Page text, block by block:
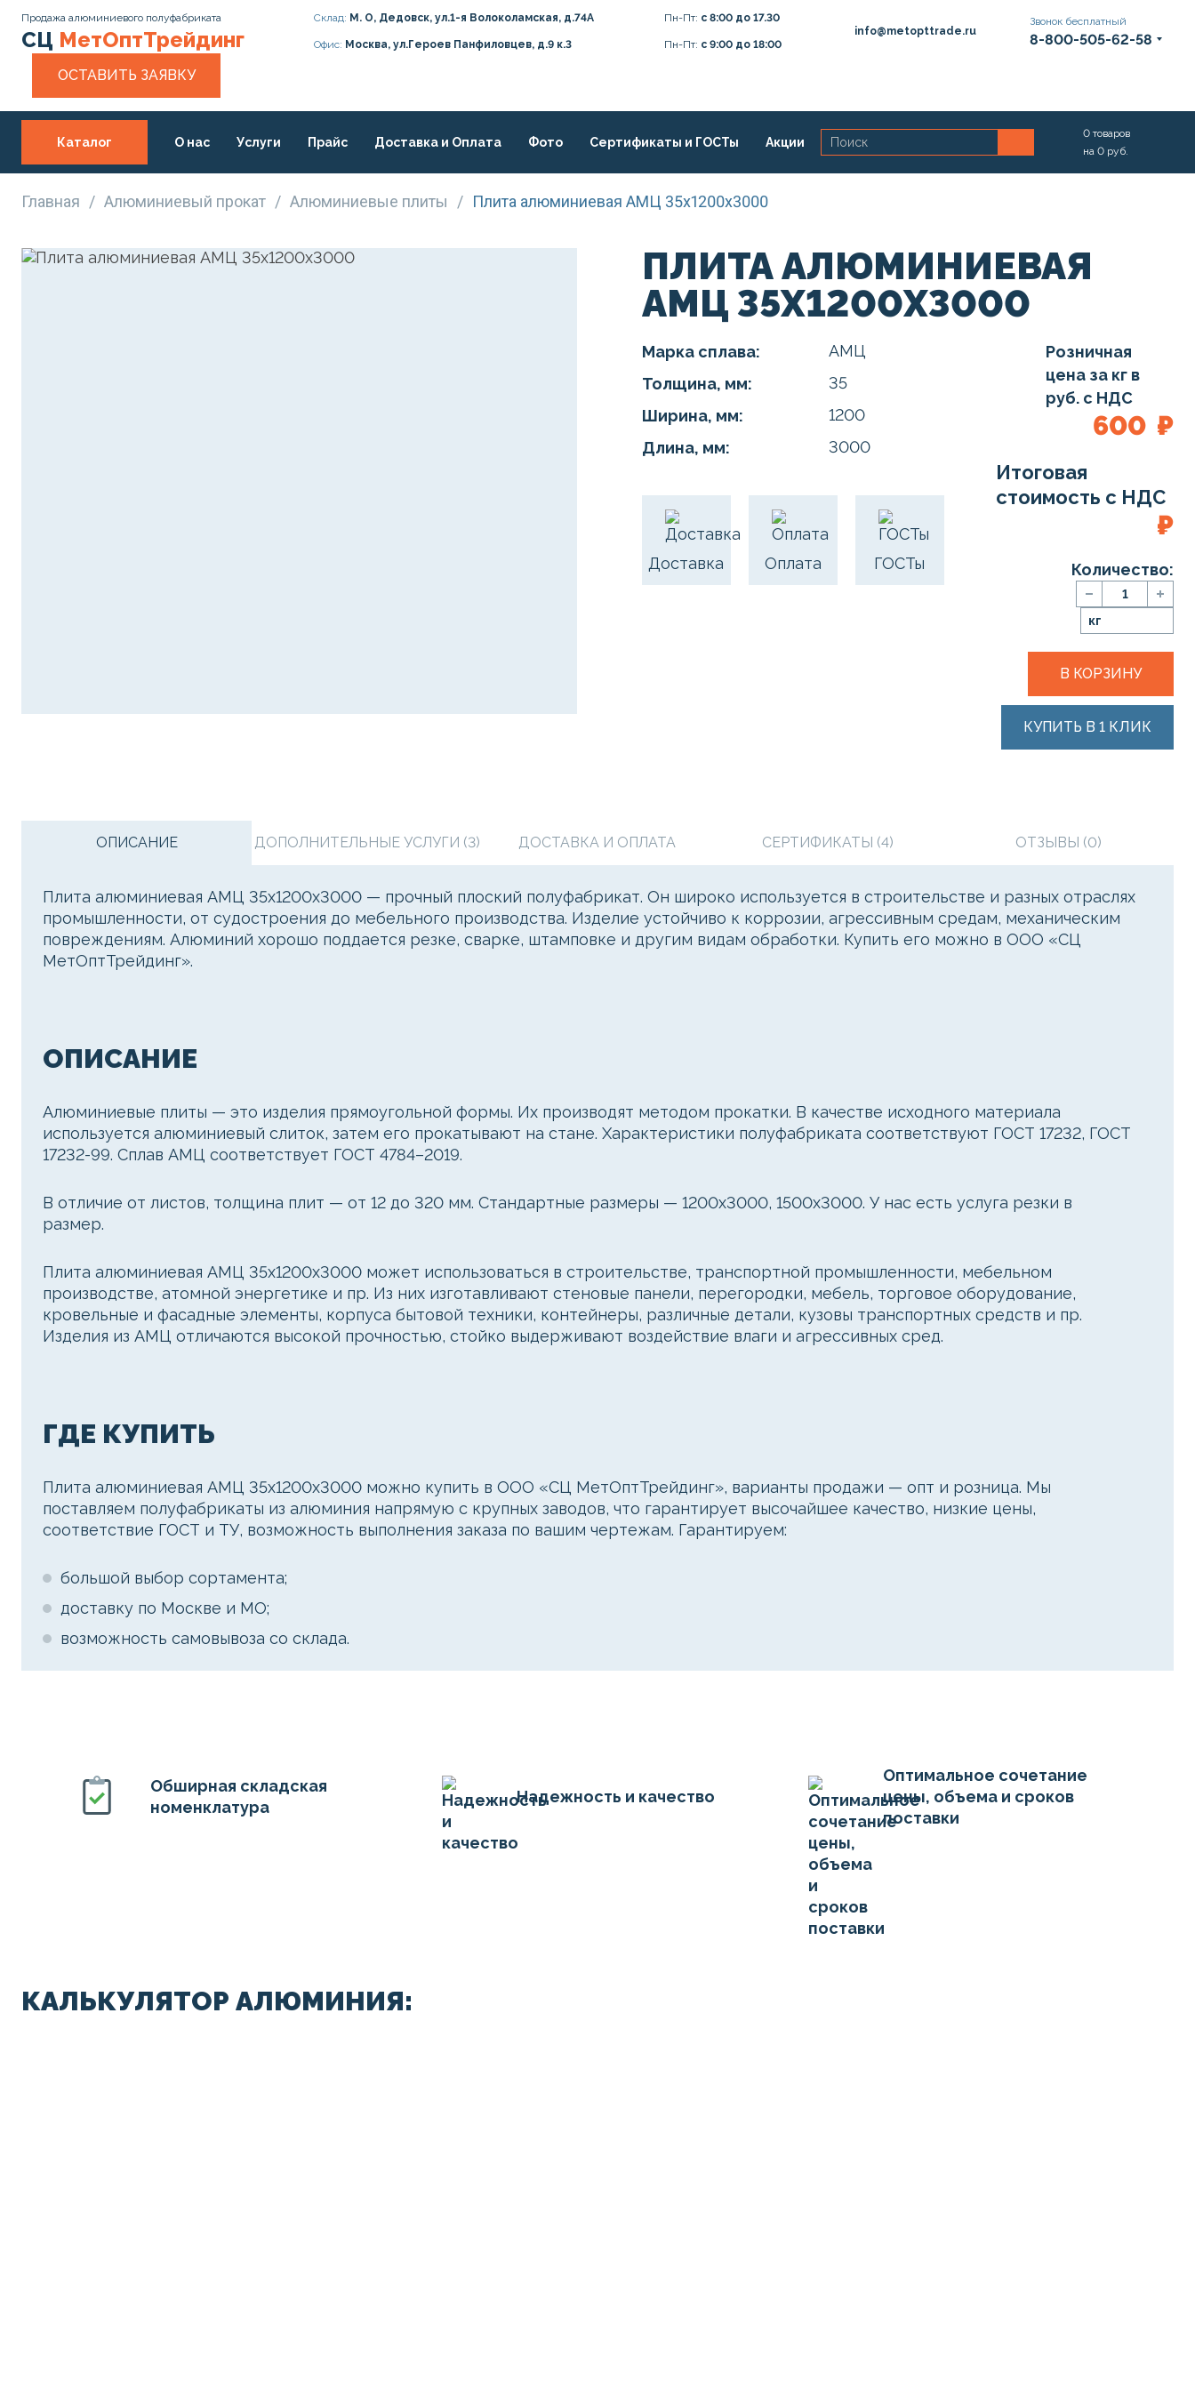
Продажа алюминиевого полуфабриката
СЦ МетОптТрейдинг
Склад: М. О, Дедовск, ул.1-я Волоколамская, д.74А
Офис: Москва, ул.Героев Панфиловцев, д.9 к.3
Пн-Пт: с 8:00 до 17.30
Пн-Пт: с 9:00 до 18:00
info@metopttrade.ru
Звонок бесплатный
8-800-505-62-58
ОСТАВИТЬ ЗАЯВКУ
Каталог О нас Услуги Прайс Доставка и Оплата Фото Сертификаты и ГОСТы Акции
0 товаров
на 0 руб.
Главная / Алюминиевый прокат / Алюминиевые плиты / Плита алюминиевая АМЦ 35х1200х3000
ПЛИТА АЛЮМИНИЕВАЯ
АМЦ 35Х1200Х3000
Марка сплава:
АМЦ
Толщина, мм:
35
Ширина, мм:
1200
Длина, мм:
3000
Доставка Оплата ГОСТы
Розничная
цена за кг в
руб. с НДС
600 ₽
Итоговая
стоимость с НДС
₽
Количество:
кг
В КОРЗИНУ
КУПИТЬ В 1 КЛИК
ОПИСАНИЕ ДОПОЛНИТЕЛЬНЫЕ УСЛУГИ (3) ДОСТАВКА И ОПЛАТА СЕРТИФИКАТЫ (4) ОТЗЫВЫ (0)
Плита алюминиевая АМЦ 35х1200х3000 — прочный плоский полуфабрикат. Он широко используется в строительстве и разных отраслях
промышленности, от судостроения до мебельного производства. Изделие устойчиво к коррозии, агрессивным средам, механическим
повреждениям. Алюминий хорошо поддается резке, сварке, штамповке и другим видам обработки. Купить его можно в ООО «СЦ
МетОптТрейдинг».
ОПИСАНИЕ
Алюминиевые плиты — это изделия прямоугольной формы. Их производят методом прокатки. В качестве исходного материала
используется алюминиевый слиток, затем его прокатывают на стане. Характеристики полуфабриката соответствуют ГОСТ 17232, ГОСТ
17232-99. Сплав АМЦ соответствует ГОСТ 4784–2019.
В отличие от листов, толщина плит — от 12 до 320 мм. Стандартные размеры — 1200x3000, 1500x3000. У нас есть услуга резки в
размер.
Плита алюминиевая АМЦ 35х1200х3000 может использоваться в строительстве, транспортной промышленности, мебельном
производстве, атомной энергетике и пр. Из них изготавливают стеновые панели, перегородки, мебель, торговое оборудование,
кровельные и фасадные элементы, корпуса бытовой техники, контейнеры, различные детали, кузовы транспортных средств и пр.
Изделия из АМЦ отличаются высокой прочностью, стойко выдерживают воздействие влаги и агрессивных сред.
ГДЕ КУПИТЬ
Плита алюминиевая АМЦ 35х1200х3000 можно купить в ООО «СЦ МетОптТрейдинг», варианты продажи — опт и розница. Мы
поставляем полуфабрикаты из алюминия напрямую с крупных заводов, что гарантирует высочайшее качество, низкие цены,
соответствие ГОСТ и ТУ, возможность выполнения заказа по вашим чертежам. Гарантируем:
большой выбор сортамента;
доставку по Москве и МО;
возможность самовывоза со склада.
Обширная складская
номенклатура
Надежность и качество
Оптимальное сочетание
цены, объема и сроков
поставки
КАЛЬКУЛЯТОР АЛЮМИНИЯ: